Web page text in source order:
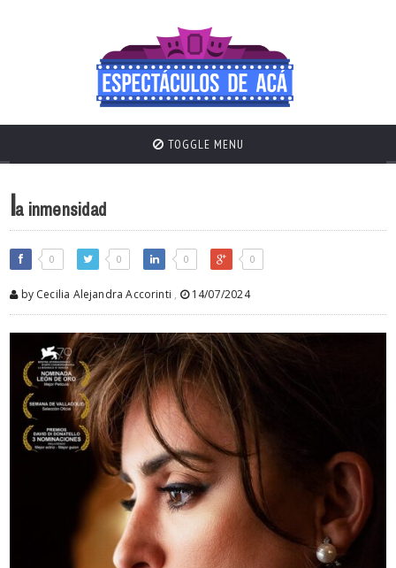
TOGGLE MENU
la inmensidad
0 0 0 0
by Cecilia Alejandra Accorinti , 14/07/2024